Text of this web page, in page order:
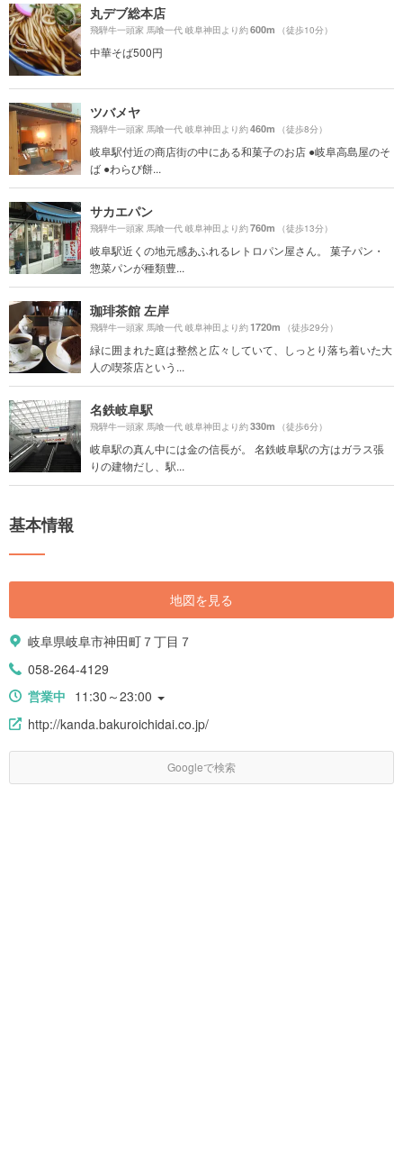
丸デブ総本店
飛騨牛一頭家 馬喰一代 岐阜神田より約600m （徒歩10分）
中華そば500円
ツバメヤ
飛騨牛一頭家 馬喰一代 岐阜神田より約460m （徒歩8分）
岐阜駅付近の商店街の中にある和菓子のお店 ●岐阜高島屋のそ
ば ●わらび餅...
サカエパン
飛騨牛一頭家 馬喰一代 岐阜神田より約760m （徒歩13分）
岐阜駅近くの地元感あふれるレトロパン屋さん。 菓子パン・
惣菜パンが種類豊...
珈琲茶館 左岸
飛騨牛一頭家 馬喰一代 岐阜神田より約1720m （徒歩29分）
緑に囲まれた庭は整然と広々していて、しっとり落ち着いた大
人の喫茶店という...
名鉄岐阜駅
飛騨牛一頭家 馬喰一代 岐阜神田より約330m （徒歩6分）
岐阜駅の真ん中には金の信長が。 名鉄岐阜駅の方はガラス張
りの建物だし、駅...
基本情報
地図を見る
岐阜県岐阜市神田町７丁目７
058-264-4129
営業中 11:30～23:00
http://kanda.bakuroichidai.co.jp/
Googleで検索